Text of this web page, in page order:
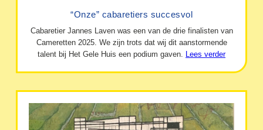
“Onze” cabaretiers succesvol
Cabaretier Jannes Laven was een van de drie finalisten van
Cameretten 2025. We zijn trots dat wij dit aanstormende
talent bij Het Gele Huis een podium gaven. Lees verder